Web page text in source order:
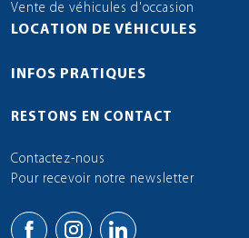
Vente de véhicules d'occasion
LOCATION DE VÉHICULES
INFOS PRATIQUES
RESTONS EN CONTACT
Contactez-nous
Pour recevoir notre newsletter